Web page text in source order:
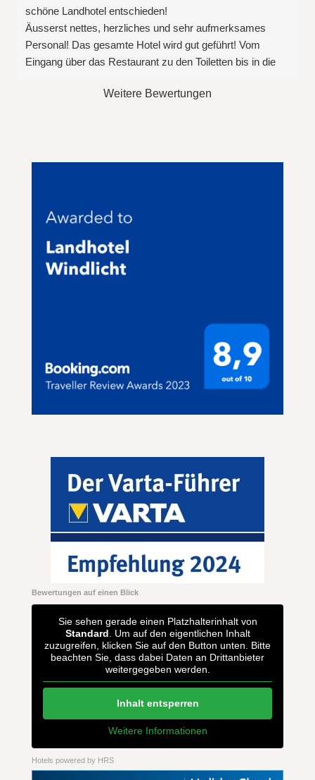
schöne Landhotel entschieden!
Äusserst nettes, herzliches und sehr aufmerksames
Personal! Das gesamte Hotel wird gut geführt! Vom
Eingang über das Restaurant zu den Toiletten bis in die
Abgerundet wird unser Eindruck durch die vorzügliche
eindeutig mit viel Liebe und Überzeugung gekocht wird!
diversen Pilzen, Kroketten und einer auch noch dazu
unglaublich leckeren, dunklen Soße entschieden!
Bitte - bleiben Sie alle so, wie Sie sind! Auch wenn gerade
die Gastronomie- und Restaurationsbetriebe viel von
Ihnen abverlangen! Weil es Knochenarbeit ist! Aber Ihre
werden uns bald wieder bei Ihnen einfinden!
Weitere Bewertungen
Bewertungen auf einen Blick
Sie sehen gerade einen Platzhalterinhalt von
Standard. Um auf den eigentlichen Inhalt
zuzugreifen, klicken Sie auf den Button unten. Bitte
beachten Sie, dass dabei Daten an Drittanbieter
weitergegeben werden.
Inhalt entsperren
Weitere Informationen
Hotels powered by HRS